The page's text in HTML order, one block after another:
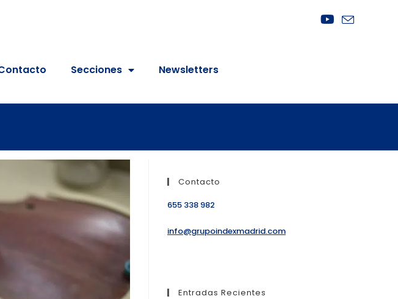
Secciones Newsletters
Contacto
655 338 982
info@grupoindexmadrid.com
Entradas Recientes